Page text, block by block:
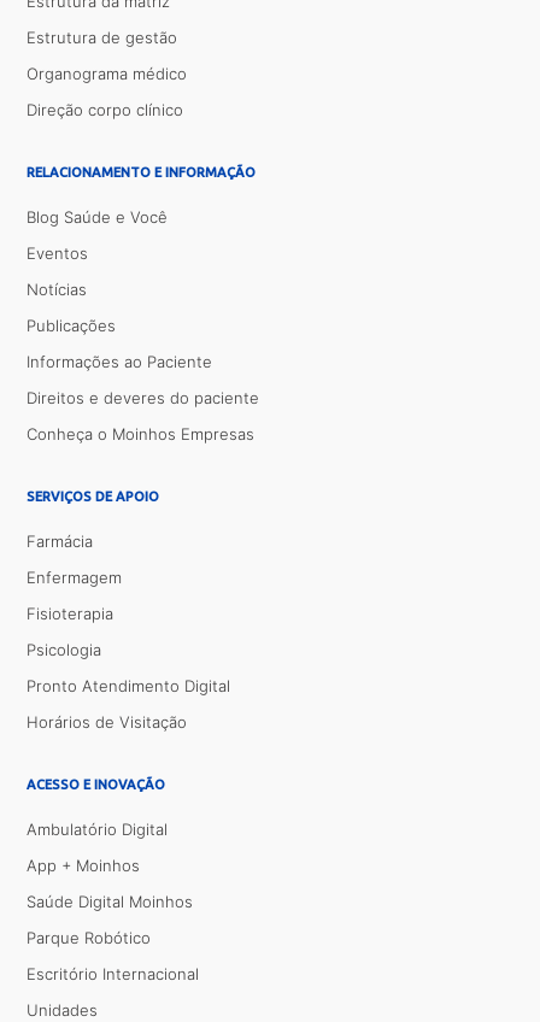
Estrutura de gestão
Organograma médico
Direção corpo clínico
RELACIONAMENTO E INFORMAÇÃO
Blog Saúde e Você
Eventos
Notícias
Publicações
Informações ao Paciente
Direitos e deveres do paciente
Conheça o Moinhos Empresas
SERVIÇOS DE APOIO
Farmácia
Enfermagem
Fisioterapia
Psicologia
Pronto Atendimento Digital
Horários de Visitação
ACESSO E INOVAÇÃO
Ambulatório Digital
App + Moinhos
Saúde Digital Moinhos
Parque Robótico
Escritório Internacional
Unidades